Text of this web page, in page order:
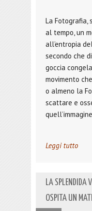
La Fotografia,
al tempo, un
all’entropia
secondo che
goccia
movimento
o almeno la
scattare e
Leggi tutto
LA SPLENDIDA
OSPITA UN